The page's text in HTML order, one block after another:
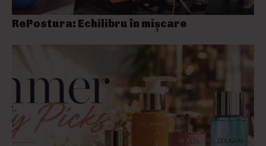
RePostura: Echilibru în mișcare